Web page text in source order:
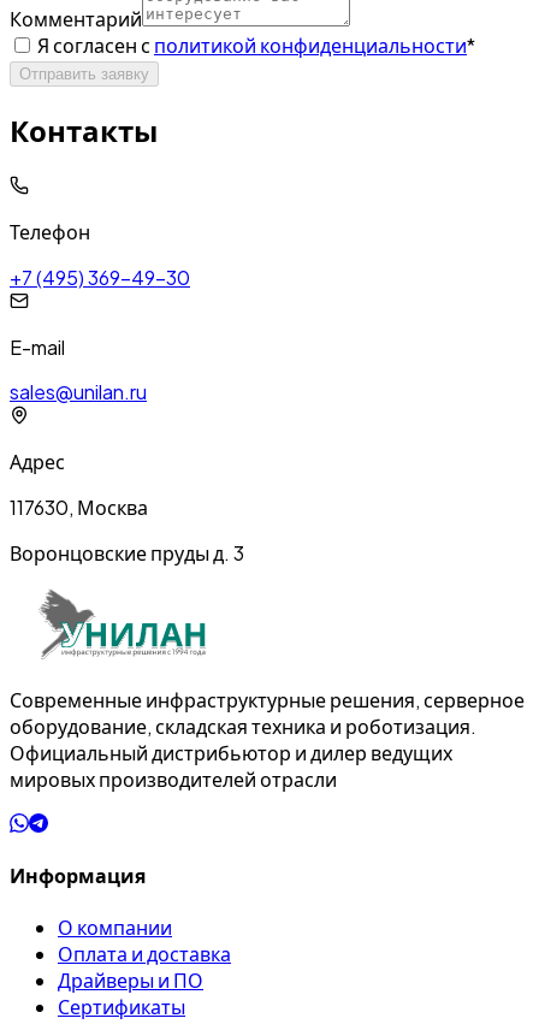
Комментарий
Я согласен с политикой конфиденциальности*
Отправить заявку
Контакты
Телефон
+7 (495) 369-49-30
E-mail
sales@unilan.ru
Адрес
117630, Москва
Воронцовские пруды д. 3
Современные инфраструктурные решения, серверное
оборудование, складская техника и роботизация.
Официальный дистрибьютор и дилер ведущих
мировых производителей отрасли
Информация
О компании
Оплата и доставка
Драйверы и ПО
Сертификаты